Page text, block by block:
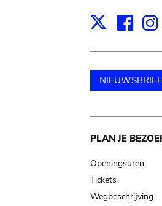
X
NIEUWSBRIEF
Main
PLAN JE
Openingsuren
Tickets
Wegbeschrijving